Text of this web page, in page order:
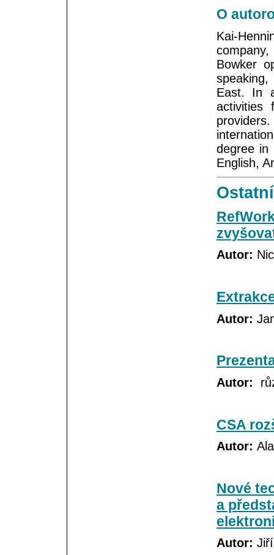
O
Kai-
company,
Bowker
East. In
activities
degree in
English,
Autor:
Autor:
Autor:
CSA
Autor:
Nové
a
Autor: